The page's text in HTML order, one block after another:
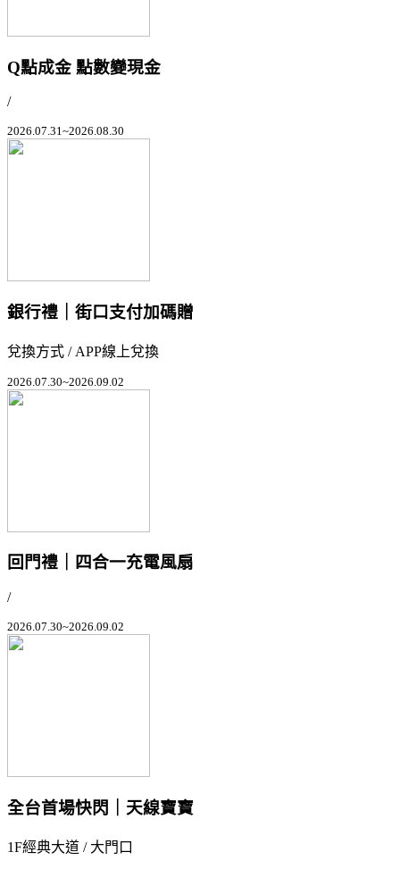
Q點成金 點數變現金
/
2026.07.31~2026.08.30
銀行禮｜街口支付加碼贈
兌換方式 / APP線上兌換
2026.07.30~2026.09.02
回門禮｜四合一充電風扇
/
2026.07.30~2026.09.02
全台首場快閃｜天線寶寶
1F經典大道 / 大門口